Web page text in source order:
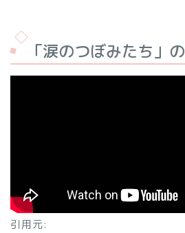
「涙のつぼみたち」
引用元: